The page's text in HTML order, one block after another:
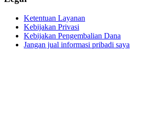
Ketentuan Layanan
Kebijakan Privasi
Kebijakan Pengembalian Dana
Jangan jual informasi pribadi saya